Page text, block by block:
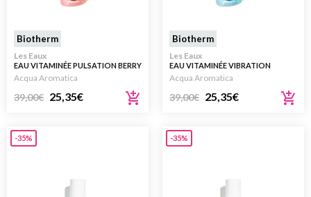
Biotherm
Les Eaux
EAU VITAMINÉE PULSATION BERRY
100ML
Acqua Aromatica
39,00€ 25,35€
Biotherm
Les Eaux
EAU VITAMINÉE VIBRATION
BERGAMOTE 100ML
Acqua Aromatica
39,00€ 25,35€
-35% -35%